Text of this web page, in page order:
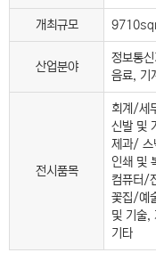
개최규모
산업분야
정보통
음료, 기
전시품목
회계/세
신발 및
제과/ 스
인쇄 및
컴퓨터/
꽃집/예
및 기술,
기타